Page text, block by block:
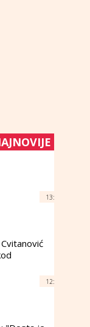
13:
12: